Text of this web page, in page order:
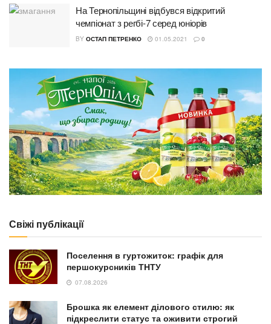
На Тернопільщині відбувся відкритий
чемпіонат з регбі-7 серед юніорів
BY ОСТАП ПЕТРЕНКО 01.05.2021 0
Свіжі публікації
Поселення в гуртожиток: графік для
першокурсників ТНТУ
07.08.2026
Брошка як елемент ділового стилю: як
підкреслити статус та оживити строгий